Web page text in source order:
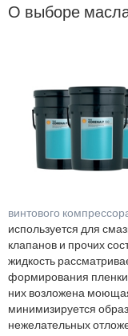
О выборе
винтового
используется для
клапанов и прочих
жидкость
формирования
них возложена
минимизируется
нежелательных